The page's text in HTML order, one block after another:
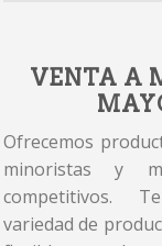
VENTA A
Ofrecemos
minoristas y
competitivos.
variedad de